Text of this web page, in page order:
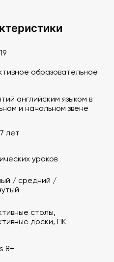
book)
Windows 8 и
досок,
.
образовательное
английским языком в
и начальном звене
лет
уроков
/ средний /
столы,
доски, ПК
8+